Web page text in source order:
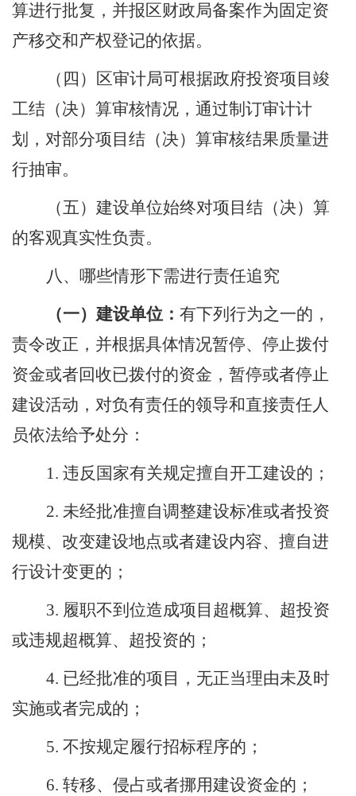
算进行批复，并报区财政局备案作为固定资
产移交和产权登记的依据。
（四）区审计局可根据政府投资项目竣
工结（决）算审核情况，通过制订审计计
划，对部分项目结（决）算审核结果质量进
行抽审。
（五）建设单位始终对项目结（决）算
的客观真实性负责。
八、哪些情形下需进行责任追究
（一） 建设单位 ： 有下列行为之一的，
责令改正，并根据具体情况暂停、停止拨付
资金或者回收已拨付的资金，暂停或者停止
建设活动，对负有责任的领导和直接责任人
员依法给予处分：
1. 违反国家有关规定擅自开工建设的；
2. 未经批准擅自调整建设标准或者投资
规模、改变建设地点或者建设内容、擅自进
行设计变更的；
3. 履职不到位造成项目超概算、超投资
或违规超概算、超投资的；
4. 已经批准的项目，无正当理由未及时
实施或者完成的；
5. 不按规定履行招标程序的；
6. 转移、侵占或者挪用建设资金的；